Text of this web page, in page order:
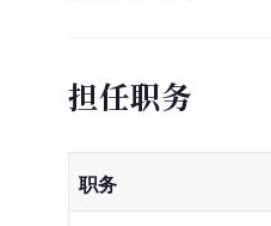
担任职务
职务